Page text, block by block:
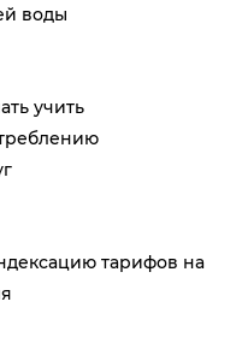
воды
учить
тарифов на